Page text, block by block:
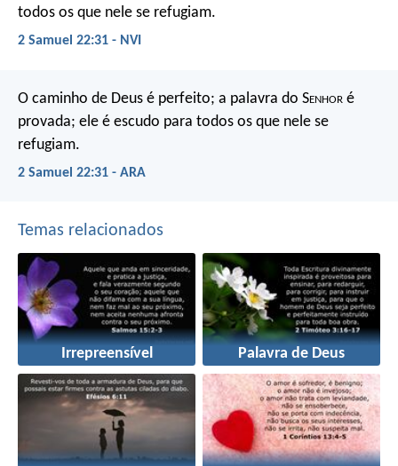
todos os que nele se refugiam.
2 Samuel 22:31 - NVI
O caminho de Deus é perfeito; a palavra do Senhor é
provada; ele é escudo para todos os que nele se
refugiam.
2 Samuel 22:31 - ARA
Temas relacionados
Irrepreensível Palavra de Deus